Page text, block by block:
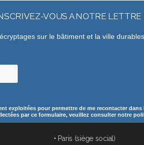
VOUS A NOTRE
sur le bâtiment et la ville
exploitées pour permettre de me recontacter
par ce formulaire, veuillez consulter notre
• Paris (siège social)